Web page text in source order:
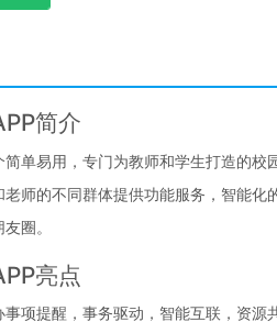
简介
简单易用，专门为教师和学生打造的
老师的不同群体提供功能服务，智能
圈。
亮点
事项提醒，事务驱动，智能互联，资源